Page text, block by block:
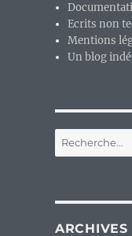
Ecrits non
Mentions
Un blog
Recherche
pour :
ARCHIVES